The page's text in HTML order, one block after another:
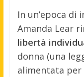
In un’epoca di
Amanda Lear
libertà
donna (una
alimentata per